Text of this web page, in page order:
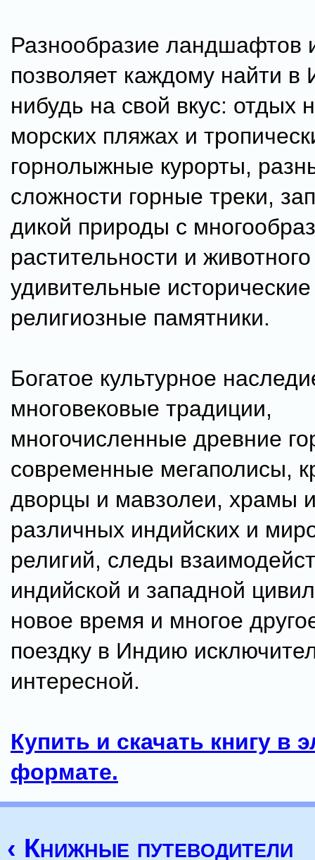
Разнообразие ландшафтов
позволяет каждому найти в
нибудь на свой вкус: отдых
морских пляжах и
горнолыжные курорты,
сложности горные треки,
дикой природы с
растительности и
удивительные
религиозные памятники.
Богатое культурное
многовековые традиции,
многочисленные древние
современные мегаполисы,
дворцы и мавзолеи, храмы
различных индийских и
религий, следы
индийской и западной
новое время и многое
поездку в Индию
интересной.
Купить и скачать книгу в
формате.
‹ Книжные путеводители